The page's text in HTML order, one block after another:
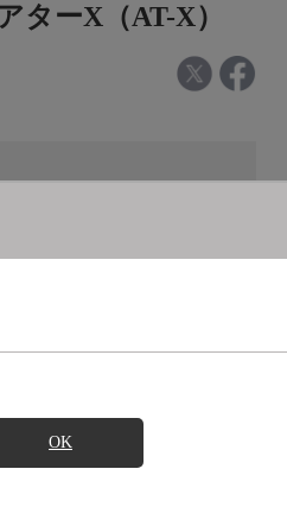
OK
ターX（AT-X）
ったフラム。唯一持ってい